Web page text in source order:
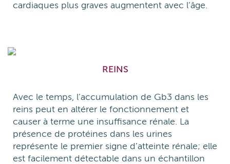
cardiaques plus graves augmentent avec l’âge.
REINS
Avec le temps, l’accumulation de Gb3 dans les
reins peut en altérer le fonctionnement et
causer à terme une insuffisance rénale. La
présence de protéines dans les urines
représente le premier signe d’atteinte rénale; elle
est facilement détectable dans un échantillon